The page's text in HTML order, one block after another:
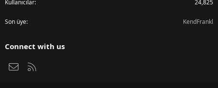
Kullanıcılar 24,825
Son üye KendFrankl
Connect with us
Bize ulaşın